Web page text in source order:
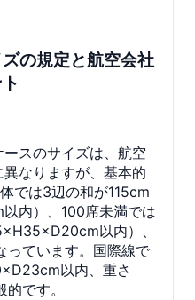
の規定と航空会社
スのサイズは、航空
なりますが、基本的
では3辺の和が115cm
内）、100席未満では
以内）、
っています。国際線で
以内、重さ
です。